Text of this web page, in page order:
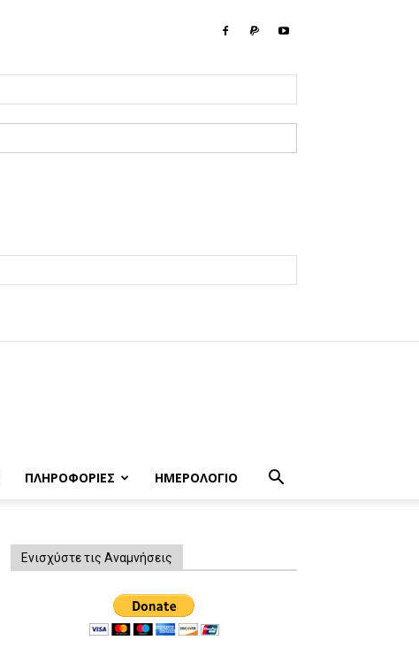
ΠΛΗΡΟΦΟΡΙΕΣ ΗΜΕΡΟΛΟΓΙΟ
Ενισχύστε τις Αναμνήσεις